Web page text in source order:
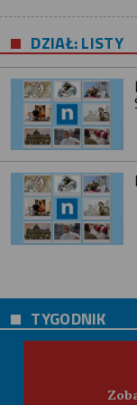
DZIAŁ: LISTY
TYGODNIK